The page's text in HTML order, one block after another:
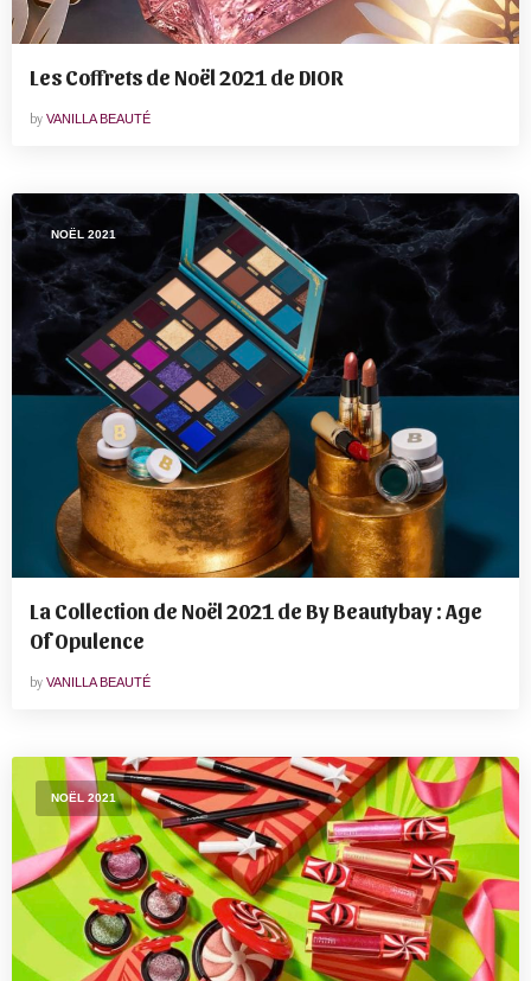
Les Coffrets de Noël 2021 de DIOR
by VANILLA BEAUTÉ
NOËL 2021
La Collection de Noël 2021 de By Beautybay : Age
Of Opulence
by VANILLA BEAUTÉ
NOËL 2021